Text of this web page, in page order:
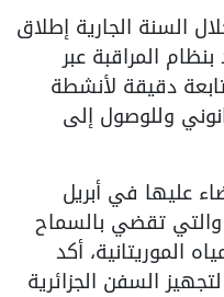
السنة الجارية إطلاق
صيد بنظام المراقبة عبر
دقيقة لأنشطة
وللوصول إلى
عليها في أبريل
والتي تقضي بالسماح
الموريتانية، أكد
السفن الجزائرية